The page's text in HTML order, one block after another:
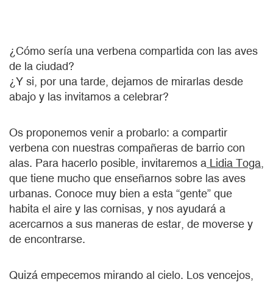
¿Cómo sería una verbena compartida con las aves
de la ciudad?
¿Y si, por una tarde, dejamos de mirarlas desde
abajo y las invitamos a celebrar?
Os proponemos venir a probarlo: a compartir
verbena con nuestras compañeras de barrio con
alas. Para hacerlo posible, invitaremos a Lidia Toga
que tiene mucho que enseñarnos sobre las aves
urbanas. Conoce muy bien a esta “gente” que
habita el aire y las cornisas, y nos ayudará a
acercarnos a sus maneras de estar, de moverse y
de encontrarse.
Quizá empecemos mirando al cielo. Los vencejos,